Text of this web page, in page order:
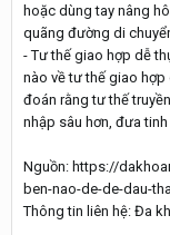
hoặc dùng tay nâng
quãng đường di
- Tư thế giao hợp dễ
nào về tư thế giao hợp
đoán rằng tư thế
nhập sâu hơn, đưa
Nguồn: https://
ben-nao-de-de-dau-
Thông tin liên hệ: Đa